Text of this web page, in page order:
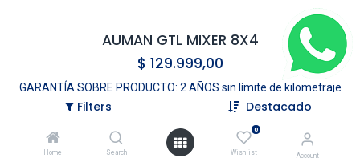
Filters Destacado
Home Search
0
Wishlist Account
AUMAN GTL MIXER 8X4
$ 129.999,00
GARANTÍA SOBRE PRODUCTO: 2 AÑOS sin límite de kilometraje
sobre fallas atribuibles al producto.